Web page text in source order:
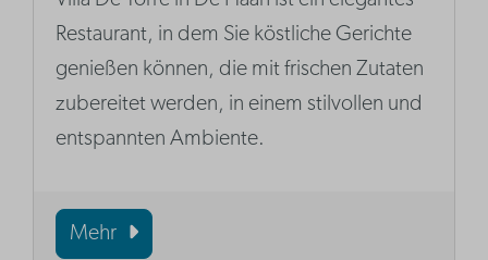
Restaurant, in dem Sie köstliche Gerichte
genießen können, die mit frischen Zutaten
zubereitet werden, in einem stilvollen und
entspannten Ambiente.
Mehr